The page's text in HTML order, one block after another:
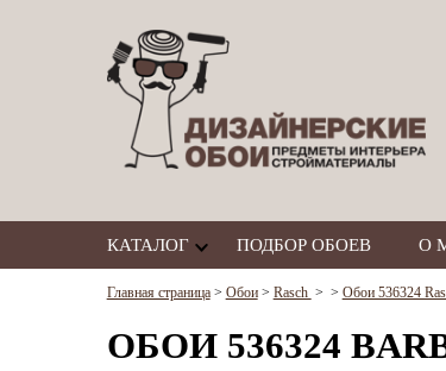
КАТАЛОГ ПОДБОР ОБОЕВ О
Главная страница> Обои> Rasch > > Обои 536324
ОБОИ 536324